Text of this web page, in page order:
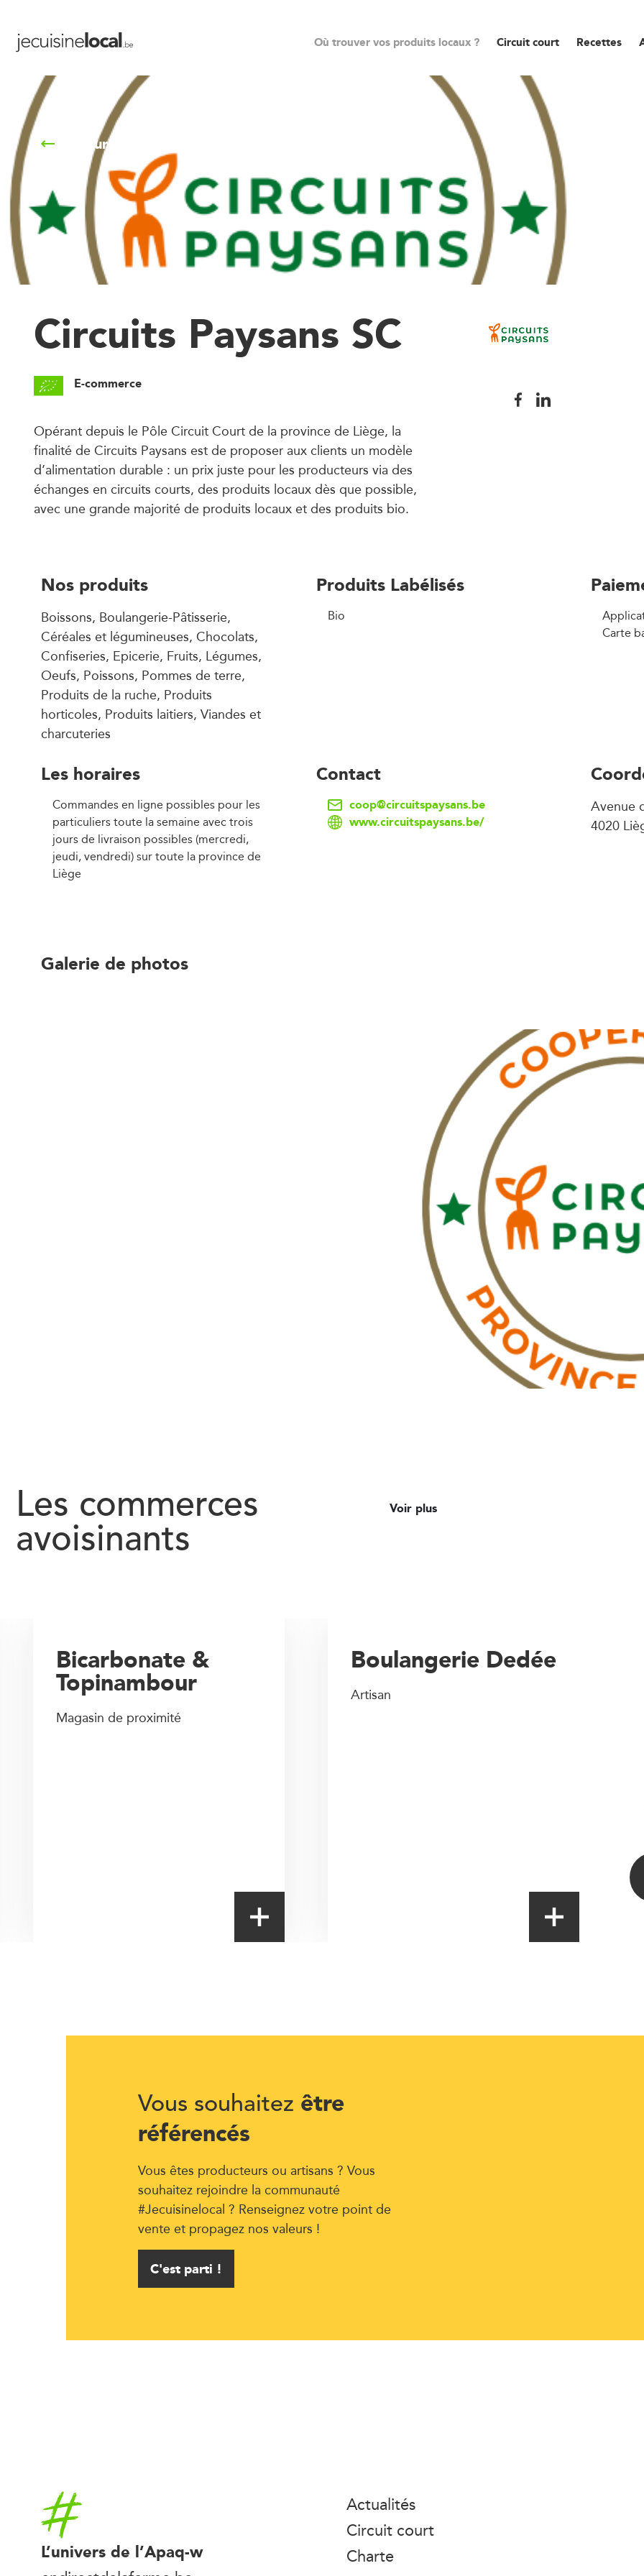
Où trouver vos produits locaux ? Circuit court Recettes
Retour à la liste
Circuits Paysans SC
E-commerce
Opérant depuis le Pôle Circuit Court de la province de Liège, la
finalité de Circuits Paysans est de proposer aux clients un modèle
d’alimentation durable : un prix juste pour les producteurs via des
échanges en circuits courts, des produits locaux dès que possible,
avec une grande majorité de produits locaux et des produits bio.
Nos produits
Boissons, Boulangerie-Pâtisserie,
Céréales et légumineuses, Chocolats,
Confiseries, Epicerie, Fruits, Légumes,
Oeufs, Poissons, Pommes de terre,
Produits de la ruche, Produits
horticoles, Produits laitiers, Viandes et
charcuteries
Produits Labélisés
Bio
Carte
Les horaires
Commandes en ligne possibles pour les
particuliers toute la semaine avec trois
jours de livraison possibles (mercredi,
jeudi, vendredi) sur toute la province de
Liège
Contact
coop@circuitspaysans.be
www.circuitspaysans.be/
Avenue
4020
Galerie de photos
Les commerces
avoisinants
Voir plus
Boulangerie Dedée
Artisan
Bicarbonate &
Topinambour
Magasin de proximité
Vous souhaitez être
référencés
Vous êtes producteurs ou artisans ? Vous
souhaitez rejoindre la communauté
#Jecuisinelocal ? Renseignez votre point de
vente et propagez nos valeurs !
C'est parti !
Accueil
L’univers de l’Apaq-w
Actualités
Circuit court
Charte